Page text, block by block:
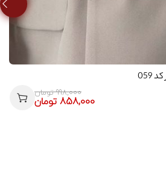
998,000تومان
858,000تومان